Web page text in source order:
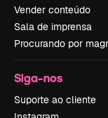
Vender conteúdo
Sala de imprensa
Procurando por
Siga-nos
Suporte ao cliente